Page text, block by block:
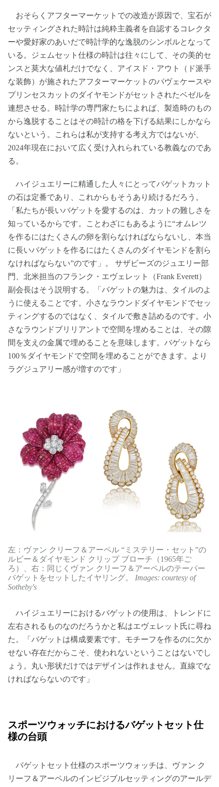
おそらくアフターマーケットでの改造が原因で、宝石が
セッティングされた時計は純粋主義者を自認するコレクタ
ーや愛好家のあいだで時計学的な逸脱のシンボルとなって
いる。ジェムセット仕様の時計は往々にして、その美的セ
ンスと莫大な値札だけでなく、アイスド・アウト（ド派手
な装飾）が施されたアフターマーケットのパヴェケースや
プリンセスカットのダイヤモンドがセットされたベゼルを
連想させる。時計学の専門家たちによれば、製造時のもの
から逸脱することはその時計の格を下げる結果にしかなら
ないという。これらは私が支持する考え方ではないが、
2024年現在において広く受け入れられている教義なのであ
る。
ハイジュエリーに精通した人々にとってバゲットカット
の石は定番であり、これからもそうあり続けるだろう。
「私たちが長いバゲットを愛するのは、カットの難しさを
知っているからです。ことわざにもあるように“オムレツ
を作るにはたくさんの卵を割らなければならないし、本当
に長いバゲットを作るにはたくさんのダイヤモンドを割ら
なければならない”のです」。 サザビーズのジュエリー部
門、北米担当のフランク・エヴェレット（Frank Everett）
副会長はそう説明する。「バゲットの魅力は、タイルのよ
うに使えることです。小さなラウンドダイヤモンドでセッ
ティングするのではなく、タイルで敷き詰めるのです。小
さなラウンドブリリアントで空間を埋めることは、その隙
間を支えの金属で埋めることを意味します。バゲットなら
100％ダイヤモンドで空間を埋めることができます。より
ラグジュアリー感が増すのです」
左：ヴァン クリーフ＆アーペル “ミステリー・セット”の
ルビー＆ダイヤモンド クリップ ブローチ（1965年ご
ろ）、右：同じくヴァン クリーフ＆アーペルのテーパー
バゲットをセットしたイヤリング。 Images: courtesy of
Sotheby's
ハイジュエリーにおけるバゲットの使用は、トレンドに
左右されるものなのだろうかと私はエヴェレット氏に尋ね
た。「バゲットは構成要素です。モチーフを作るのに欠か
せない存在だからこそ、使われないということはないでし
ょう。丸い形状だけではデザインは作れません。直線でな
ければならないのです」
スポーツウォッチにおけるバゲットセット仕
様の台頭
バゲットセット仕様のスポーツウォッチは、ヴァン ク
リーフ＆アーペルのインビジブルセッティングのアールデ